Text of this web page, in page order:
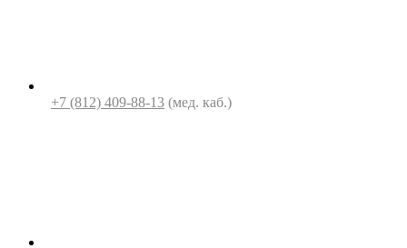
+7 (812) 409-88-13 (мед. каб.)